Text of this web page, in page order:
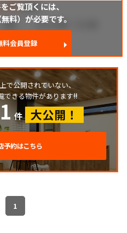
ご覧頂くには、
料）が必要です。
料会員登録
で公開されていない、
できる物件があります!!
1 件 大公開！
予約はこちら
1